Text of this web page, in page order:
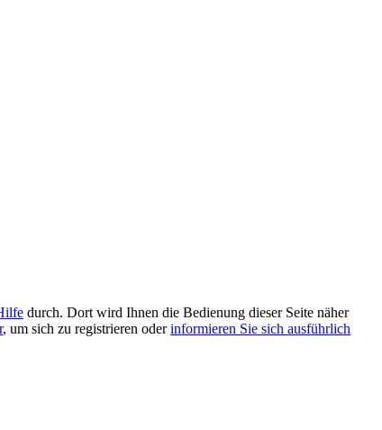
durch. Dort wird Ihnen die Bedienung dieser Seite näher
, um sich zu registrieren oderinformieren Sie sich ausführlich